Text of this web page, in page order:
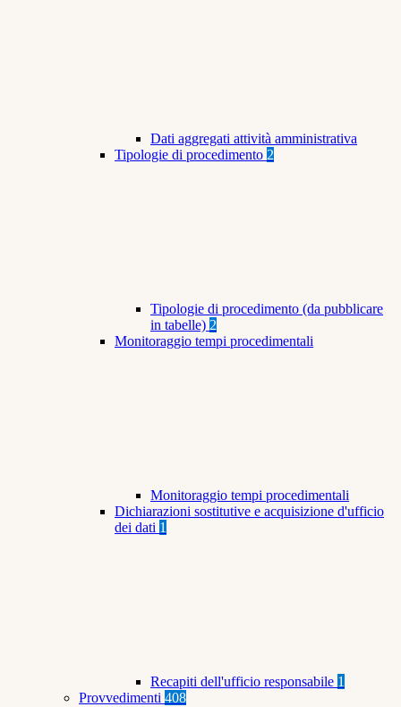
Dati aggregati attività amministrativa
Tipologie di procedimento 2
Tipologie di procedimento (da pubblicare
in tabelle) 2
Monitoraggio tempi procedimentali
Monitoraggio tempi procedimentali
Dichiarazioni sostitutive e acquisizione d'ufficio
dei dati 1
Recapiti dell'ufficio responsabile 1
Provvedimenti 408